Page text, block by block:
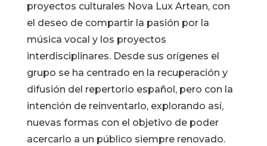
proyectos culturales Nova Lux Artean, con
el deseo de compartir la pasión por la
música vocal y los proyectos
interdisciplinares. Desde sus orígenes el
grupo se ha centrado en la recuperación y
difusión del repertorio español, pero con la
intención de reinventarlo, explorando así,
nuevas formas con el objetivo de poder
acercarlo a un público siempre renovado.